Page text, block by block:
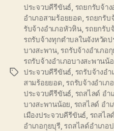
Tags
ประจวบคีรีขันธ์ รถยกรับจ้า
อำเภอสามร้อยยอด รถยกรับ
รับจ้างอำเภอหัวหิน, รถยกรับ
รถรับจ้างทุกตำบลในจังหวัด
บางสะพาน, รถรับจ้างอำเภอ
รถรับจ้างอำเภอบางสะพานน้
ประจวบคีรีขันธ์ รถรับจ้างอ
สามร้อยยอด รถรับจ้างอำเภ
ประจวบคีรีขันธ์ รถสไลด์ อำ
บางสะพานน้อย รถสไลด์ อำ
เมืองประจวบคีรีขันธ์ รถสไล
อำเภอกุยบุรี, รถสไลด์อำเภอ